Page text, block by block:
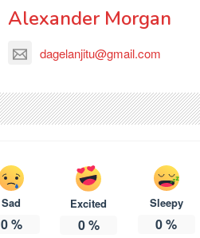
Alexander Morgan
dagelanjitu@gmail.com
Sad
0%
Excited
0%
Sleepy
0%